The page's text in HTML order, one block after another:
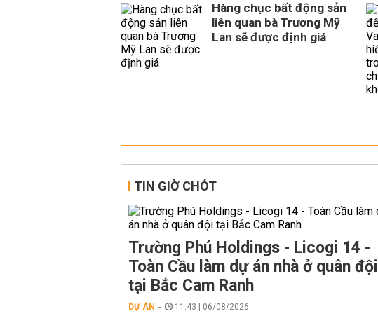
Hàng chục bất động sản
liên quan bà Trương Mỹ
Lan sẽ được định giá
TIN GIỜ CHÓT
Trường Phú Holdings - Licogi 14 -
Toàn Cầu làm dự án nhà ở quân đội
tại Bắc Cam Ranh
DỰ ÁN 11:43 | 06/08/2026